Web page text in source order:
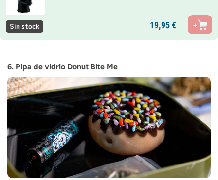
Sin stock 19,95€
6. Pipa de vidrio Donut Bite Me